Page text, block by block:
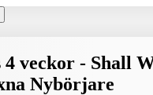
veckor - Shall
Nybörjare